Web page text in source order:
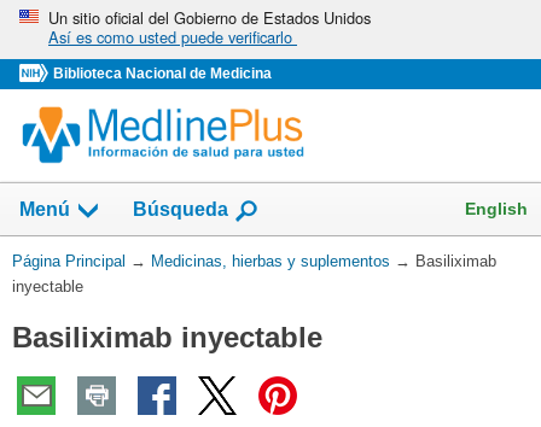
Omita
vaya
al
Contenido
Un sitio oficial del Gobierno de Estados Unidos
Así es como usted puede verificarlo
Biblioteca Nacional de Medicina
Menú
Mostrar
campo
de
Búsqueda English
Usted
está
Página Principal → Medicinas, hierbas y suplementos → Basiliximab
inyectable
Basiliximab inyectable